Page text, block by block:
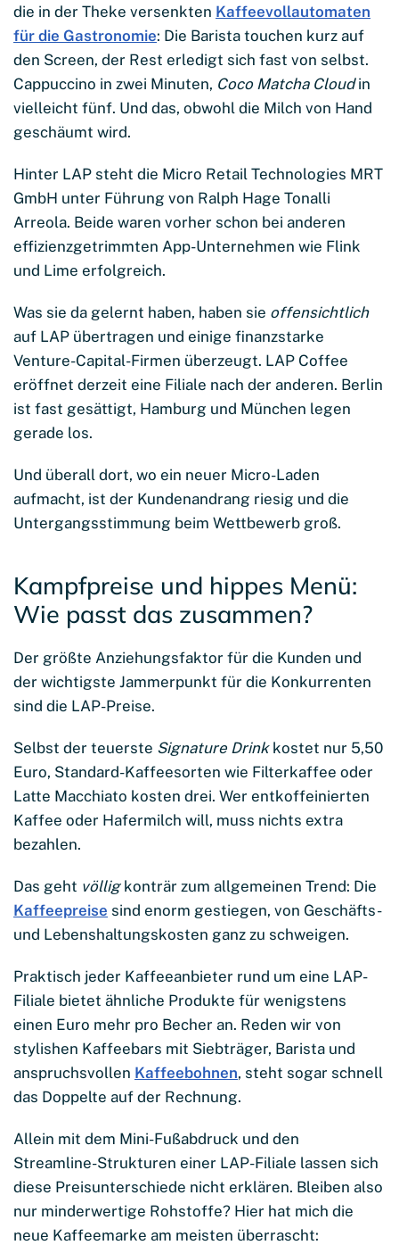
die in der Theke versenkten Kaffeevollautomaten
für die Gastronomie: Die Barista touchen kurz auf
den Screen, der Rest erledigt sich fast von selbst.
Cappuccino in zwei Minuten, Coco Matcha Cloudin
vielleicht fünf. Und das, obwohl die Milch von Hand
geschäumt wird.
Hinter LAP steht die Micro Retail Technologies MRT
GmbH unter Führung von Ralph Hage Tonalli
Arreola. Beide waren vorher schon bei anderen
effizienzgetrimmten App-Unternehmen wie Flink
und Lime erfolgreich.
Was sie da gelernt haben, haben sie offensichtlich
auf LAP übertragen und einige finanzstarke
Venture-Capital-Firmen überzeugt. LAP Coffee
eröffnet derzeit eine Filiale nach der anderen. Berlin
ist fast gesättigt, Hamburg und München legen
gerade los.
Und überall dort, wo ein neuer Micro-Laden
aufmacht, ist der Kundenandrang riesig und die
Untergangsstimmung beim Wettbewerb groß.
Kampfpreise und hippes Menü:
Wie passt das zusammen?
Der größte Anziehungsfaktor für die Kunden und
der wichtigste Jammerpunkt für die Konkurrenten
sind die LAP-Preise.
Selbst der teuerste Signature Drink kostet nur 5,50
Euro, Standard-Kaffeesorten wie Filterkaffee oder
Latte Macchiato kosten drei. Wer entkoffeinierten
Kaffee oder Hafermilch will, muss nichts extra
bezahlen.
Das geht völlig konträr zum allgemeinen Trend: Die
Kaffeepreise sind enorm gestiegen, von Geschäfts-
und Lebenshaltungskosten ganz zu schweigen.
Praktisch jeder Kaffeeanbieter rund um eine LAP-
Filiale bietet ähnliche Produkte für wenigstens
einen Euro mehr pro Becher an. Reden wir von
stylishen Kaffeebars mit Siebträger, Barista und
anspruchsvollen Kaffeebohnen, steht sogar schnell
das Doppelte auf der Rechnung.
Allein mit dem Mini-Fußabdruck und den
Streamline-Strukturen einer LAP-Filiale lassen sich
diese Preisunterschiede nicht erklären. Bleiben also
nur minderwertige Rohstoffe? Hier hat mich die
neue Kaffeemarke am meisten überrascht: